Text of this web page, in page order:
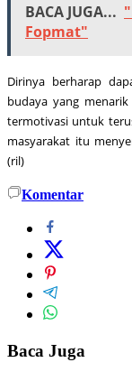
BACA JUGA...
Fopmat"
Dirinya berharap
budaya yang
termotivasi untuk
masyarakat itu
(ril)
Komentar
Baca Juga